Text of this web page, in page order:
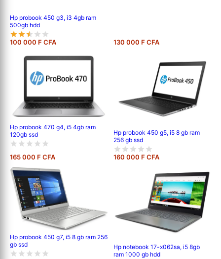
Hp probook 450 g3, i3 4gb ram
500gb hdd
100 000 F CFA 130 000 F CFA
Hp probook 470 g4, i5 4gb ram
120gb ssd
165 000 F CFA
Hp probook 450 g5, i5 8 gb ram
256 gb ssd
160 000 F CFA
Hp probook 450 g7, i5 8 gb ram 256
gb ssd
Hp notebook 17-x062sa, i5 8gb
ram 1000 gb hdd